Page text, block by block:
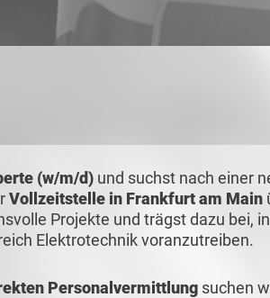
(w/m/d) und suchst nach einer
Vollzeitstelle in Frankfurt am Main
Projekte und trägst dazu bei,
Elektrotechnik voranzutreiben.
Personalvermittlung suchen